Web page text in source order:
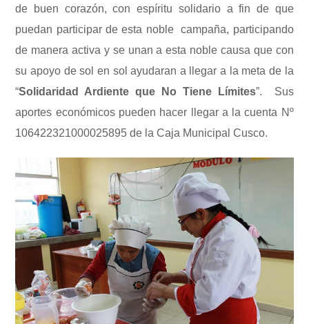
de buen corazón, con espíritu solidario a fin de que
puedan participar de esta noble campaña, participando
de manera activa y se unan a esta noble causa que con
su apoyo de sol en sol ayudaran a llegar a la meta de la
“Solidaridad Ardiente que No Tiene Límites”. Sus
aportes económicos pueden hacer llegar a la cuenta Nº
106422321000025895 de la Caja Municipal Cusco.